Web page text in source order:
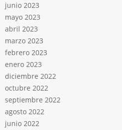
junio 2023
mayo 2023
abril 2023
marzo 2023
febrero 2023
enero 2023
diciembre 2022
octubre 2022
septiembre 2022
agosto 2022
junio 2022